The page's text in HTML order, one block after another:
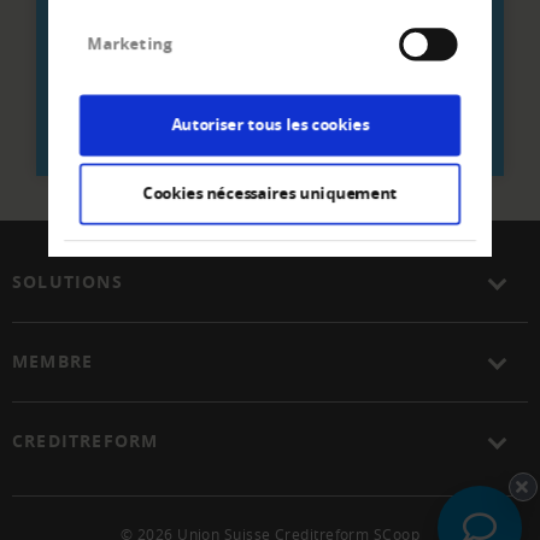
Marketing
Autoriser tous les cookies
Cookies nécessaires uniquement
SOLUTIONS
MEMBRE
CREDITREFORM
© 2026 Union Suisse Creditreform SCoop